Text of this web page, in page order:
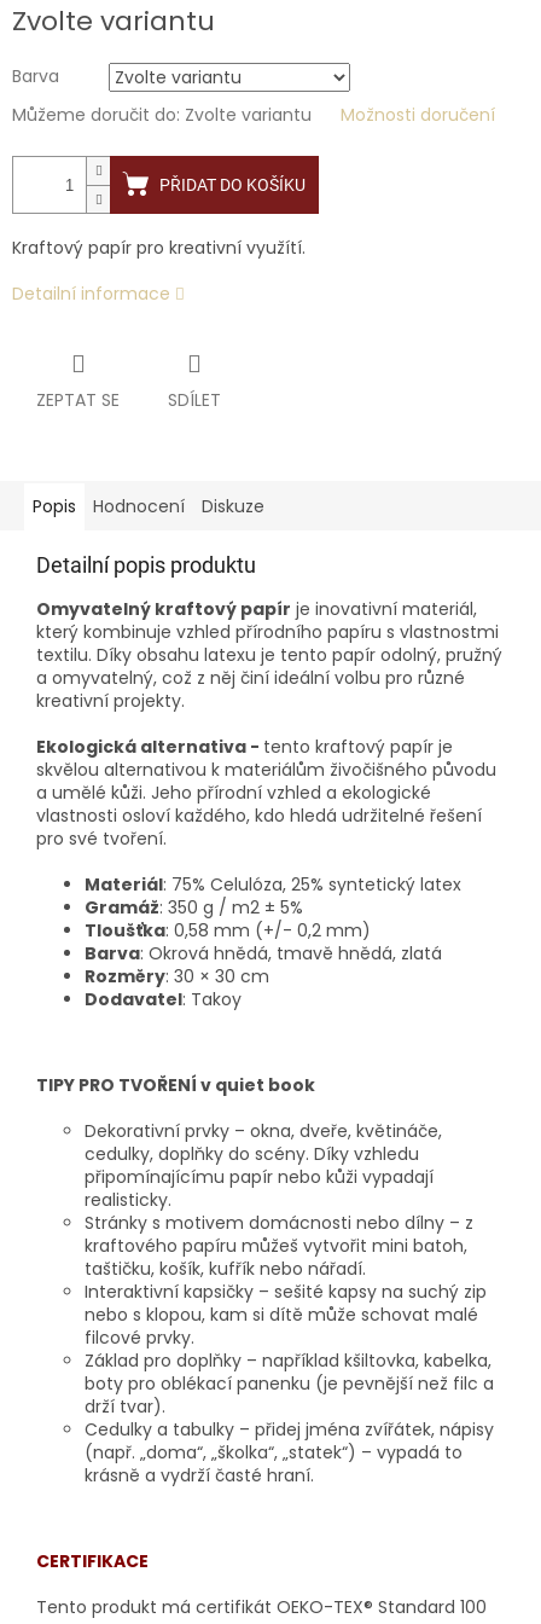
Zvolte variantu
Barva
Můžeme doručit do: Zvolte variantu Možnosti doručení
PŘIDAT DO KOŠÍKU
Kraftový papír pro kreativní využítí.
Detailní informace
ZEPTAT SE SDÍLET
Popis Hodnocení Diskuze
Detailní popis produktu
Omyvatelný kraftový papír je inovativní materiál,
který kombinuje vzhled přírodního papíru s vlastnostmi
textilu. Díky obsahu latexu je tento papír odolný, pružný
a omyvatelný, což z něj činí ideální volbu pro různé
kreativní projekty.
Ekologická alternativa - tento kraftový papír je
skvělou alternativou k materiálům živočišného původu
a umělé kůži. Jeho přírodní vzhled a ekologické
vlastnosti osloví každého, kdo hledá udržitelné řešení
pro své tvoření.
Materiál: 75% Celulóza, 25% syntetický latex
Gramáž: 350 g / m2 ± 5%
Tloušťka: 0,58 mm (+/- 0,2 mm)
Barva: Okrová hnědá, tmavě hnědá, zlatá
Rozměry: 30 × 30 cm
Dodavatel: Takoy
TIPY PRO TVOŘENÍ v quiet book
Dekorativní prvky – okna, dveře, květináče,
cedulky, doplňky do scény. Díky vzhledu
připomínajícímu papír nebo kůži vypadají
realisticky.
Stránky s motivem domácnosti nebo dílny – z
kraftového papíru můžeš vytvořit mini batoh,
taštičku, košík, kufřík nebo nářadí.
Interaktivní kapsičky – sešité kapsy na suchý zip
nebo s klopou, kam si dítě může schovat malé
filcové prvky.
Základ pro doplňky – například kšiltovka, kabelka,
boty pro oblékací panenku (je pevnější než filc a
drží tvar).
Cedulky a tabulky – přidej jména zvířátek, nápisy
(např. „doma“, „školka“, „statek“) – vypadá to
krásně a vydrží časté hraní.
CERTIFIKACE
Tento produkt má certifikát OEKO-TEX® Standard 100